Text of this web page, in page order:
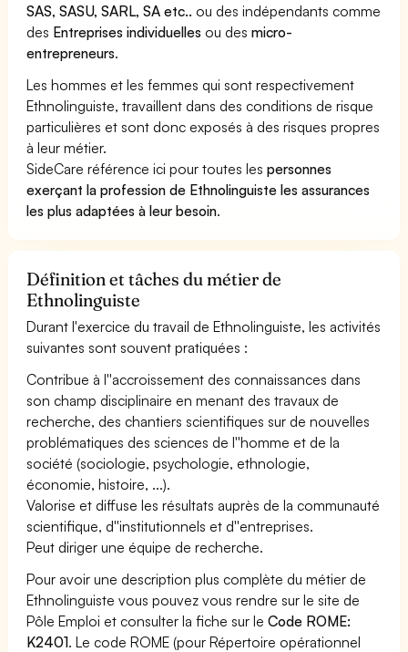
SAS, SASU, SARL, SA etc.. ou des indépendants comme
des Entreprises individuelles ou desmicro-
entrepreneurs.
Les hommes et les femmes qui sont respectivement
Ethnolinguiste, travaillent dans des conditions de risque
particulières et sont donc exposés à des risques propres
à leur métier.
SideCare référence ici pour toutes lespersonnes
exerçant la profession de Ethnolinguiste les assurances
les plus adaptées à leur besoin.
Définition et tâches du métier de
Ethnolinguiste
Durant l'exercice du travail de Ethnolinguiste, les activités
suivantes sont souvent pratiquées :
Contribue à l''accroissement des connaissances dans
son champ disciplinaire en menant des travaux de
recherche, des chantiers scientifiques sur de nouvelles
problématiques des sciences de l''homme et de la
société (sociologie, psychologie, ethnologie,
économie, histoire, ...).
Valorise et diffuse les résultats auprès de la communauté
scientifique, d''institutionnels et d''entreprises.
Peut diriger une équipe de recherche.
Pour avoir une description plus complète du métier de
Ethnolinguiste vous pouvez vous rendre sur le site de
Pôle Emploi et consulter la fiche sur leCode ROME:
K2401. Le code ROME (pour Répertoire opérationnel